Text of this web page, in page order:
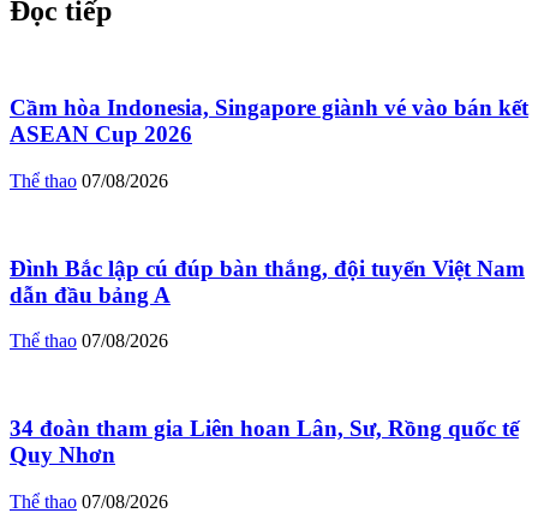
Đọc tiếp
Cầm hòa Indonesia, Singapore giành vé vào bán kết
ASEAN Cup 2026
Thể thao 07/08/2026
Đình Bắc lập cú đúp bàn thắng, đội tuyển Việt Nam
dẫn đầu bảng A
Thể thao 07/08/2026
34 đoàn tham gia Liên hoan Lân, Sư, Rồng quốc tế
Quy Nhơn
Thể thao 07/08/2026